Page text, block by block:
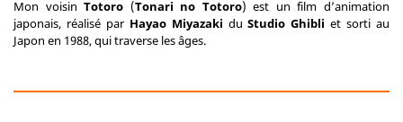
Mon voisinTotoro (Tonari no Totoro) est un film d’animation
japonais, réalisé par Hayao Miyazaki duStudio Ghibli et sorti au
Japon en 1988, qui traverse les âges.